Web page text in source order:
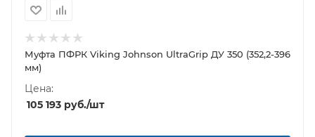
Муфта ПФРК Viking Johnson UltraGrip ДУ 350 (352,2-396
мм)
Цена:
105 193 руб./шт